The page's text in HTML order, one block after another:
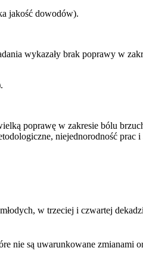
jakość dowodów).
wykazały brak poprawy w
poprawę w zakresie bólu
niejednorodność prac
w trzeciej i czwartej
nie są uwarunkowane zmianami